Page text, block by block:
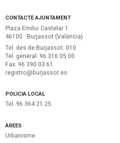
CONTACTE AJUNTAMENT
Plaza Emilio Castelar 1
46100 · Burjassot (València)
Tel. des de Burjassot: 010
Tel. general: 96 316 05 00
Fax. 96 390 03 61
registro@burjassot.es
POLICIA LOCAL
Tel. 96 364 21 25
ÀREES
Urbanisme